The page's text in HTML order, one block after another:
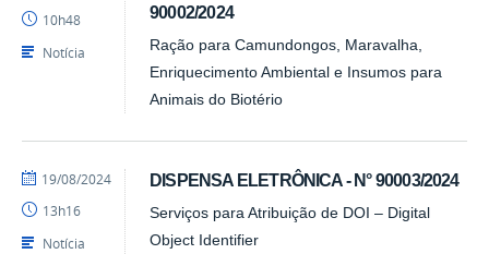
90002/2024
Ração para Camundongos, Maravalha,
Enriquecimento Ambiental e Insumos para
Animais do Biotério
-
PRA
10h48
Notícia
DISPENSA ELETRÔNICA - N° 90003/2024
Serviços para Atribuição de DOI – Digital
Object Identifier
por
-
PRA
publicado
19/08/2024
13h16
Notícia